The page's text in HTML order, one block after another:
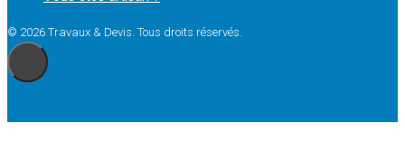
© 2026 Travaux & Devis. Tous droits réservés.